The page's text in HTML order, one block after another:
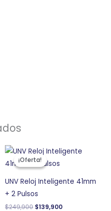
¡Oferta!
¡Oferta!
UNV Reloj Inteligente 41mm
+ 2 Pulsos
$249,900
El
precio
original
era:
$249,900.
$139,900
El
precio
$139,900.